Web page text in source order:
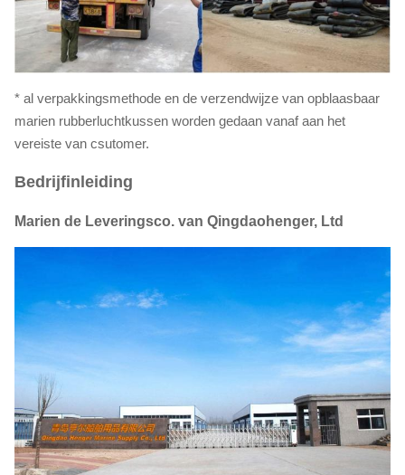
* al verpakkingsmethode en de verzendwijze van opblaasbaar
marien rubberluchtkussen worden gedaan vanaf aan het
vereiste van csutomer.
Bedrijfinleiding
Marien de Leveringsco. van Qingdaohenger, Ltd